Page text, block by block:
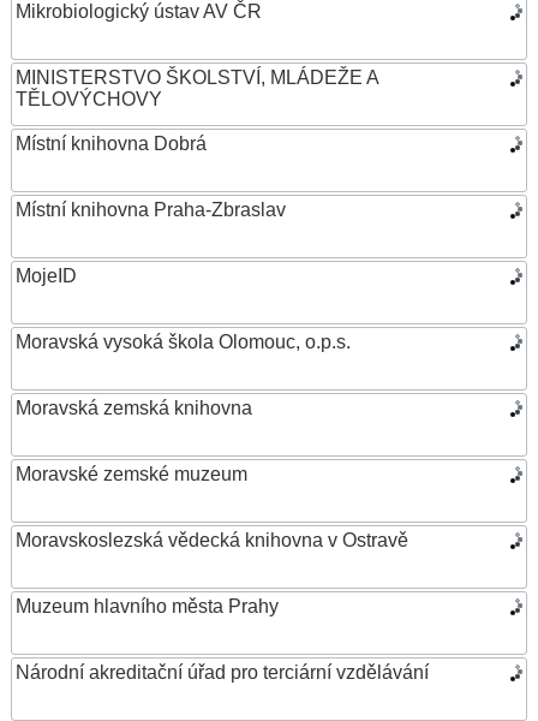
Mikrobiologický ústav AV ČR
MINISTERSTVO ŠKOLSTVÍ, MLÁDEŽE A
TĚLOVÝCHOVY
Místní knihovna Dobrá
Místní knihovna Praha-Zbraslav
MojeID
Moravská vysoká škola Olomouc, o.p.s.
Moravská zemská knihovna
Moravské zemské muzeum
Moravskoslezská vědecká knihovna v Ostravě
Muzeum hlavního města Prahy
Národní akreditační úřad pro terciární vzdělávání